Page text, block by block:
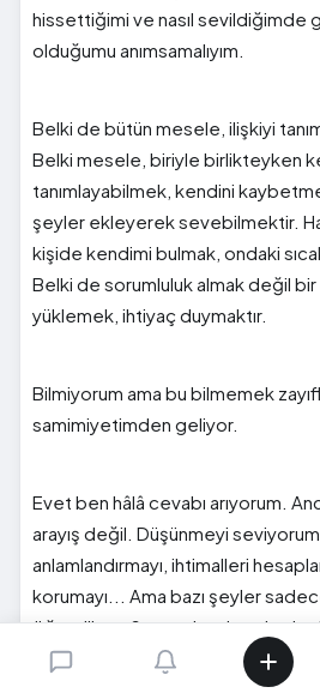
hissettiğimi ve nasıl sevildiğimde
olduğumu anımsamalıyım.
Belki de bütün mesele, ilişkiyi
Belki mesele, biriyle birlikteyken
tanımlayabilmek, kendini
şeyler ekleyerek sevebilmektir.
kişide kendimi bulmak, ondaki
Belki de sorumluluk almak değil
yüklemek, ihtiyaç duymaktır.
Bilmiyorum ama bu bilmemek
samimiyetimden geliyor.
Evet ben hâlâ cevabı arıyorum.
arayış değil. Düşünmeyi
anlamlandırmayı, ihtimalleri
korumayı... Ama bazı şeyler
öğreniliyor. Sanırım bu da onlardan
kavramı hakkında da biraz